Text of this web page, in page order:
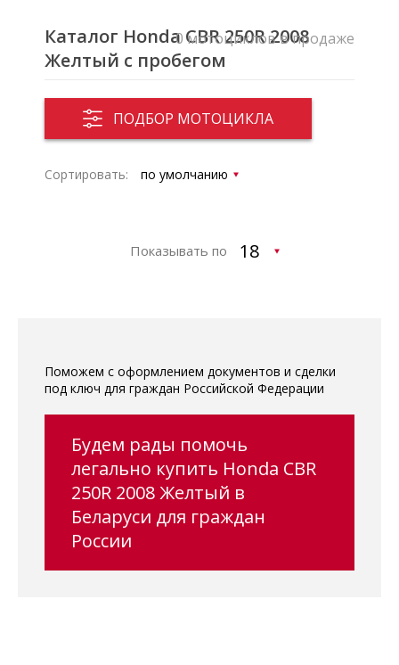
Каталог Honda CBR 250R 2008
Желтый с пробегом
ПОДБОР МОТОЦИКЛА
0 мотоциклов в продаже
Сортировать:
Показывать по
Поможем с оформлением документов и сделки
под ключ для граждан Российской Федерации
Будем рады помочь
легально купить Honda CBR
250R 2008 Желтый в
Беларуси для граждан
России